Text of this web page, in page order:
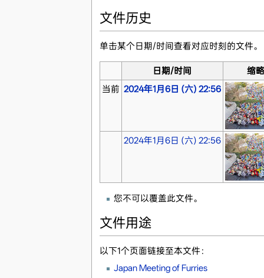
文件历史
单击某个日期/时间查看对应时刻的文件。
日期/时间
缩
当前 2024年1月6日 (六) 22:56
2024年1月6日 (六) 22:56
您不可以覆盖此文件。
文件用途
以下1个页面链接至本文件：
Japan Meeting of Furries